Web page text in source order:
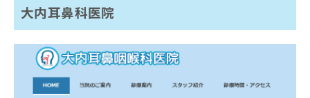
大内耳鼻科医院